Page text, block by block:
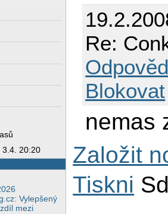
3.4. 20:20
Vylepšený
mezi
Re:
Blokovat
nemas
Založit
Tiskni